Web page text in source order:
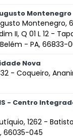
Montenegro
Montenegro,
II, Q 01 L 12 -
- PA, 66833-
Nova
- Coqueiro,
- Centro
1262 -
66035-045